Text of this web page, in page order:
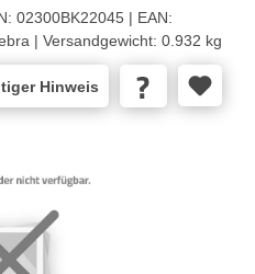
02300BK22045 | EAN:
| Versandgewicht: 0.932 kg
Hinweis